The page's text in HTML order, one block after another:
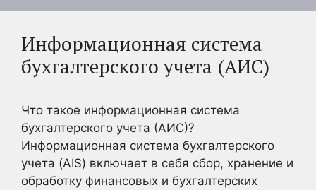
Информационная система
бухгалтерского учета (АИС)
Что такое информационная система
бухгалтерского учета (АИС)?
Информационная система бухгалтерского
учета (AIS) включает в себя сбор, хранение и
обработку финансовых и бухгалтерских